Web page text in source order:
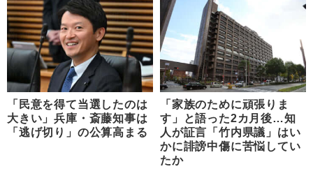
「民意を得て当選したのは
大きい」兵庫・斎藤知事は
「逃げ切り」の公算高まる
「家族のために頑張りま
す」と語った2カ月後…知
人が証言「竹内県議」はい
かに誹謗中傷に苦悩してい
たか